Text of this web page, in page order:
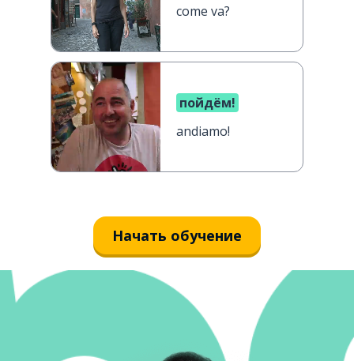
come va?
пойдём!
andiamo!
Начать обучение